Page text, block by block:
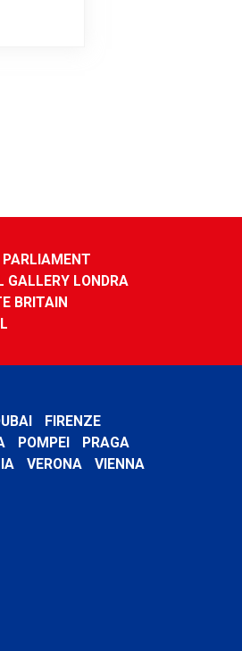
PARLIAMENT
GALLERY LONDRA
BRITAIN
FIRENZE
POMPEI
PRAGA
VERONA
VIENNA